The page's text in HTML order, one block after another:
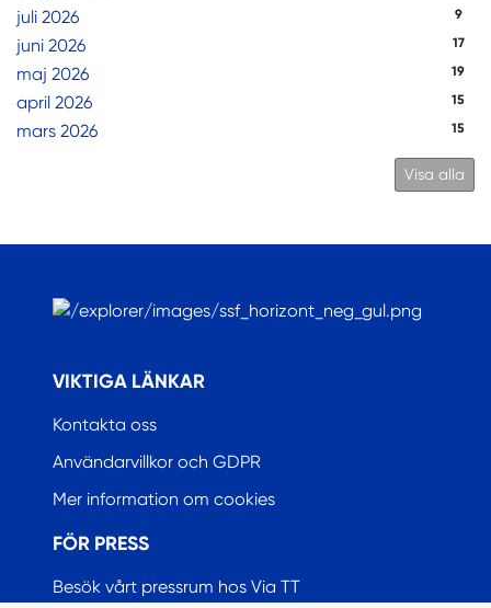
juli 2026 9
juni 2026 17
maj 2026 19
april 2026 15
mars 2026 15
Visa alla
VIKTIGA LÄNKAR
Kontakta oss
Användarvillkor och GDPR
Mer information om cookies
FÖR PRESS
Besök vårt pressrum hos Via TT